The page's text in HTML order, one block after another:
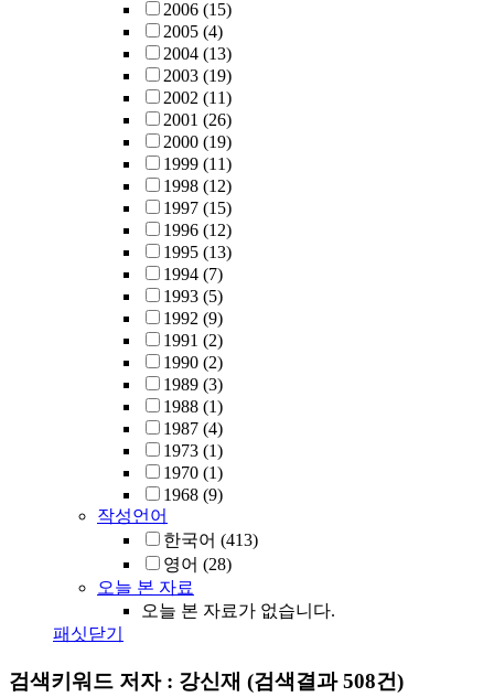
2006 (15)
2005 (4)
2004 (13)
2003 (19)
2002 (11)
2001 (26)
2000 (19)
1999 (11)
1998 (12)
1997 (15)
1996 (12)
1995 (13)
1994 (7)
1993 (5)
1992 (9)
1991 (2)
1990 (2)
1989 (3)
1988 (1)
1987 (4)
1973 (1)
1970 (1)
1968 (9)
작성언어
한국어 (413)
영어 (28)
오늘 본 자료
오늘 본 자료가 없습니다.
패싯닫기
검색키워드 저자 : 강신재 (검색결과 508건)